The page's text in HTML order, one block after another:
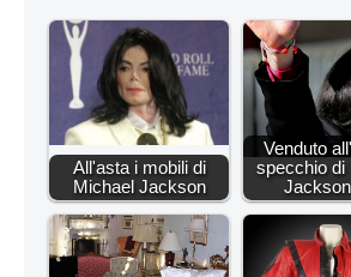
All'asta i mobili di
Michael Jackson
Venduto
specchio di